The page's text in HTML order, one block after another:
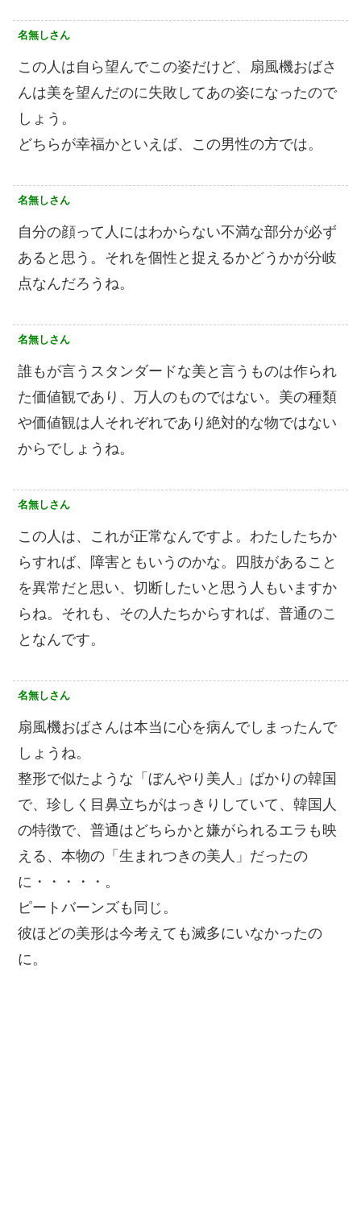
名無しさん
この人は自ら望んでこの姿だけど、扇風機おばさ
んは美を望んだのに失敗してあの姿になったので
しょう。
どちらが幸福かといえば、この男性の方では。
名無しさん
自分の顔って人にはわからない不満な部分が必ず
あると思う。それを個性と捉えるかどうかが分岐
点なんだろうね。
名無しさん
誰もが言うスタンダードな美と言うものは作られ
た価値観であり、万人のものではない。美の種類
や価値観は人それぞれであり絶対的な物ではない
からでしょうね。
名無しさん
この人は、これが正常なんですよ。わたしたちか
らすれば、障害ともいうのかな。四肢があること
を異常だと思い、切断したいと思う人もいますか
らね。それも、その人たちからすれば、普通のこ
となんです。
名無しさん
扇風機おばさんは本当に心を病んでしまったんで
しょうね。
整形で似たような「ぼんやり美人」ばかりの韓国
で、珍しく目鼻立ちがはっきりしていて、韓国人
の特徴で、普通はどちらかと嫌がられるエラも映
える、本物の「生まれつきの美人」だったの
に・・・・・。
ピートバーンズも同じ。
彼ほどの美形は今考えても滅多にいなかったの
に。